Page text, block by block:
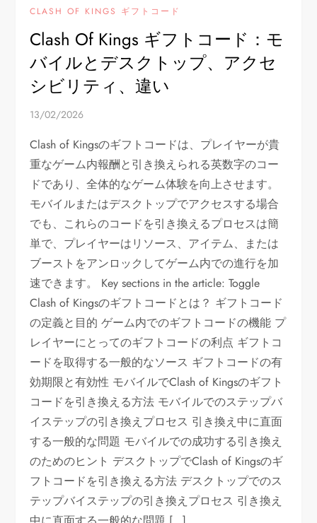
CLASH OF KINGS ギフトコード
Clash Of Kings ギフトコード：モ
バイルとデスクトップ、アクセ
シビリティ、違い
13/02/2026
Clash of Kingsのギフトコードは、プレイヤーが貴
重なゲーム内報酬と引き換えられる英数字のコー
ドであり、全体的なゲーム体験を向上させます。
モバイルまたはデスクトップでアクセスする場合
でも、これらのコードを引き換えるプロセスは簡
単で、プレイヤーはリソース、アイテム、または
ブーストをアンロックしてゲーム内での進行を加
速できます。 Key sections in the article: Toggle
Clash of Kingsのギフトコードとは？ ギフトコード
の定義と目的 ゲーム内でのギフトコードの機能 プ
レイヤーにとってのギフトコードの利点 ギフトコ
ードを取得する一般的なソース ギフトコードの有
効期限と有効性 モバイルでClash of Kingsのギフト
コードを引き換える方法 モバイルでのステップバ
イステップの引き換えプロセス 引き換え中に直面
する一般的な問題 モバイルでの成功する引き換え
のためのヒント デスクトップでClash of Kingsのギ
フトコードを引き換える方法 デスクトップでのス
テップバイステップの引き換えプロセス 引き換え